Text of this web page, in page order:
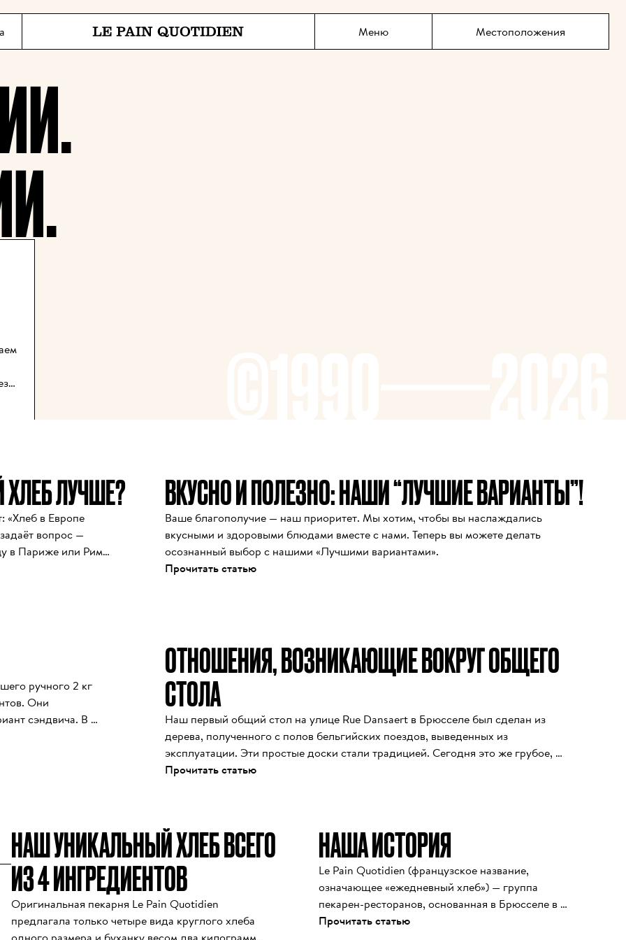
Меню Местоположения
ЛУЧШЕ?
«Хлеб в Европе
вопрос —
в Париже или Риме
живота или
ВКУСНО И ПОЛЕЗНО: НАШИ “ЛУЧШИЕ ВАРИАНТЫ”!
Ваше благополучие — наш приоритет. Мы хотим, чтобы вы наслаждались
вкусными и здоровыми блюдами вместе с нами. Теперь вы можете делать
осознанный выбор с нашими «Лучшими вариантами».
Прочитать статью
ручного 2 кг
Они
сэндвича. В
популярная в
ОТНОШЕНИЯ, ВОЗНИКАЮЩИЕ ВОКРУГ ОБЩЕГО
СТОЛА
Наш первый общий стол на улице Rue Dansaert в Брюсселе был сделан из
дерева, полученного с полов бельгийских поездов, выведенных из
эксплуатации. Эти простые доски стали традицией. Сегодня это же грубое,
восстановленное дерево привносит деревенский уют в наши рестораны, а
здесь друзья встречаются вновь, а новые дружбы, отношения и карьеры
формируются благодаря общей любви к вкусной еде и хорошей компании. Для
каждого нового стола старое дерево строгается и шлифуется до полной
гладкости, и поверхность становится лишь лучше после лет прикосновений
гостей и ухода хозяев.
Прочитать статью
НАШ УНИКАЛЬНЫЙ ХЛЕБ ВСЕГО
ИЗ 4 ИНГРЕДИЕНТОВ
Оригинальная пекарня Le Pain Quotidien
предлагала только четыре вида круглого хлеба
НАША ИСТОРИЯ
Le Pain Quotidien (французское название,
означающее «ежедневный хлеб») — группа
пекарен-ресторанов, основанная в Брюсселе в
1990 году Аленом Кумоном. Будучи молодым
Прочитать статью